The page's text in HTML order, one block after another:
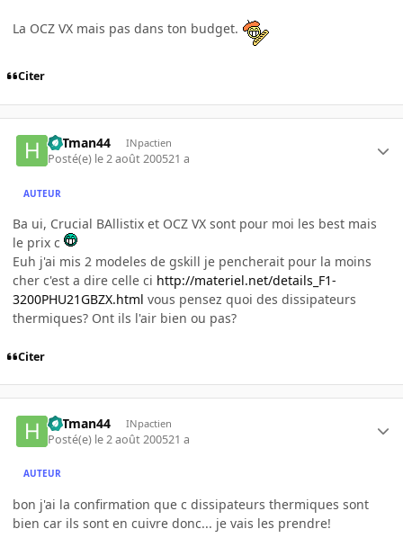
La OCZ VX mais pas dans ton budget.
Citer
HITman44 INpactien
Posté(e) le 2 août 200521 a
AUTEUR
Ba ui, Crucial BAllistix et OCZ VX sont pour moi les best mais
le prix c
Euh j'ai mis 2 modeles de gskill je pencherait pour la moins
cher c'est a dire celle ci http://materiel.net/details_F1-
3200PHU21GBZX.html vous pensez quoi des dissipateurs
thermiques? Ont ils l'air bien ou pas?
Citer
HITman44 INpactien
Posté(e) le 2 août 200521 a
AUTEUR
bon j'ai la confirmation que c dissipateurs thermiques sont
bien car ils sont en cuivre donc... je vais les prendre!